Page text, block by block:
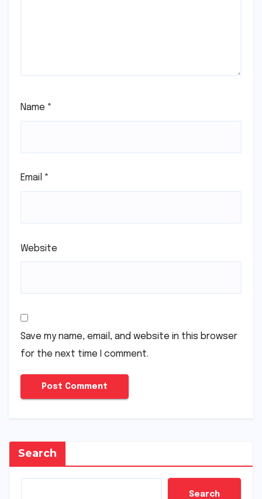
Name *
Email *
Website
Save my name, email, and website in this browser
for the next time I comment.
Search
Search